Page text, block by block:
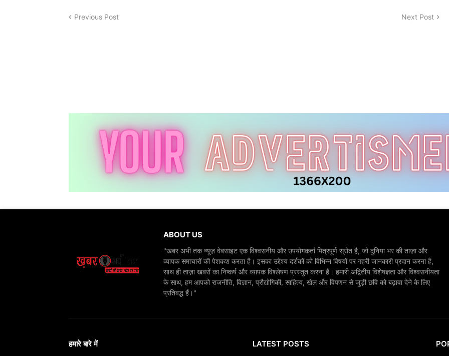
Previous Post Next Post
ABOUT US
"खबर अभी तक न्यूज़ वेबसाइट एक विश्वसनीय और उपयोगकर्ता मित्रपूर्ण स्रोत है, जो दुनिया भर की ताज़ा और
व्यापक समाचारों की पेशकश करता है। इसका उद्देश्य दर्शकों को विभिन्न विषयों पर गहरी जानकारी प्रदान करना है,
साथ ही ताज़ा खबरों का निष्कर्ष और व्यापक विश्लेषण प्रस्तुत करना है। हमारी अद्वितीय विशेषज्ञता और विश्वसनीयता
के साथ, हम आपको राजनीति, विज्ञान, प्रौद्योगिकी, साहित्य, खेल और विपणन से जुड़ी छवि को बढ़ावा देने के लिए
प्रतिबद्ध हैं।"
हमारे बारे में LATEST POSTS